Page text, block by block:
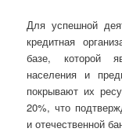
Для успешной
кредитная
базе, которой
населения и
покрывают их
20%, что
и отечественной